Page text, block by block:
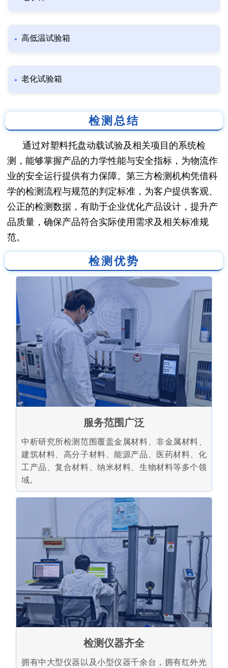
高低温试验箱
老化试验箱
检测总结
通过对塑料托盘动载试验及相关项目的系统检
测，能够掌握产品的力学性能与安全指标，为物流作
业的安全运行提供有力保障。第三方检测机构凭借科
学的检测流程与规范的判定标准，为客户提供客观、
公正的检测数据，有助于企业优化产品设计，提升产
品质量，确保产品符合实际使用需求及相关标准规
范。
检测优势
服务范围广泛
中析研究所检测范围覆盖金属材料、非金属材料、
建筑材料、高分子材料、能源产品、医药材料、化
工产品、复合材料、纳米材料、生物材料等多个领
域。
检测仪器齐全
拥有中大型仪器以及小型仪器千余台，拥有红外光